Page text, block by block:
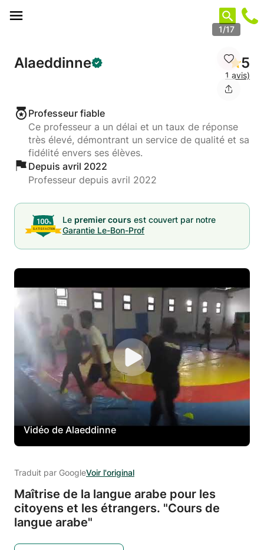
1/17
Alaeddinne 5
1 avis)
Professeur fiable
Ce professeur a un délai et un taux de réponse
très élevé, démontrant un service de qualité et sa
fidélité envers ses élèves.
Depuis avril 2022
Professeur depuis avril 2022
Le premier cours est couvert par notre
Garantie Le-Bon-Prof
Vidéo de Alaeddinne
Traduit par GoogleVoir l'original
Maîtrise de la langue arabe pour les
citoyens et les étrangers. "Cours de
langue arabe"